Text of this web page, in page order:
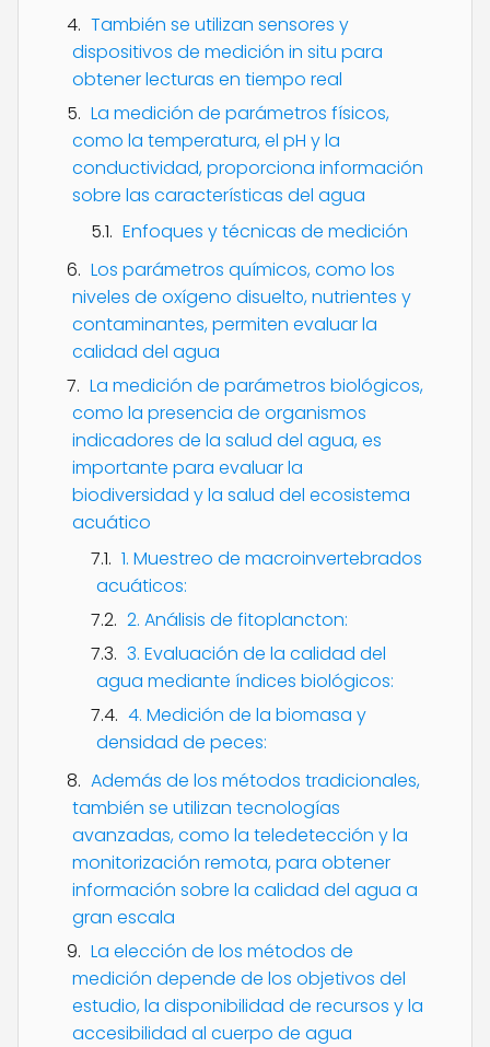
También se utilizan sensores y
dispositivos de medición in situ para
obtener lecturas en tiempo real
La medición de parámetros físicos,
como la temperatura, el pH y la
conductividad, proporciona información
sobre las características del agua
Enfoques y técnicas de medición
Los parámetros químicos, como los
niveles de oxígeno disuelto, nutrientes y
contaminantes, permiten evaluar la
calidad del agua
La medición de parámetros biológicos,
como la presencia de organismos
indicadores de la salud del agua, es
importante para evaluar la
biodiversidad y la salud del ecosistema
acuático
1. Muestreo de macroinvertebrados
acuáticos:
2. Análisis de fitoplancton:
3. Evaluación de la calidad del
agua mediante índices biológicos:
4. Medición de la biomasa y
densidad de peces:
Además de los métodos tradicionales,
también se utilizan tecnologías
avanzadas, como la teledetección y la
monitorización remota, para obtener
información sobre la calidad del agua a
gran escala
La elección de los métodos de
medición depende de los objetivos del
estudio, la disponibilidad de recursos y la
accesibilidad al cuerpo de agua